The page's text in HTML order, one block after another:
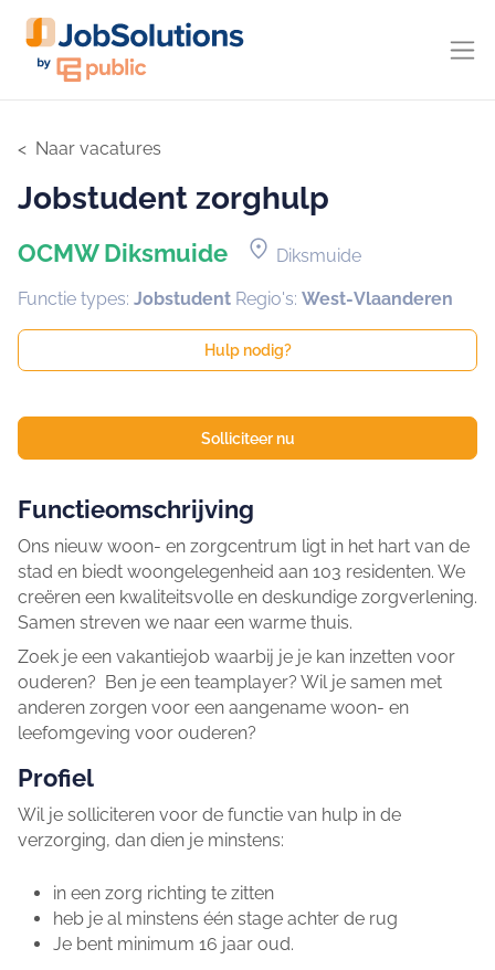
Naar vacatures
Jobstudent zorghulp
OCMW Diksmuide location_on Diksmuide
Functie types: Jobstudent Regio's: West-Vlaanderen
Hulp nodig?
Solliciteer nu
Functieomschrijving
Ons nieuw woon- en zorgcentrum ligt in het hart van de
stad en biedt woongelegenheid aan 103 residenten. We
creëren een kwaliteitsvolle en deskundige zorgverlening.
Samen streven we naar een warme thuis.
Zoek je een vakantiejob waarbij je je kan inzetten voor
ouderen? Ben je een teamplayer? Wil je samen met
anderen zorgen voor een aangename woon- en
leefomgeving voor ouderen?
Profiel
Wil je solliciteren voor de functie van hulp in de
verzorging, dan dien je minstens:
in een zorg richting te zitten
heb je al minstens één stage achter de rug
Je bent minimum 16 jaar oud.